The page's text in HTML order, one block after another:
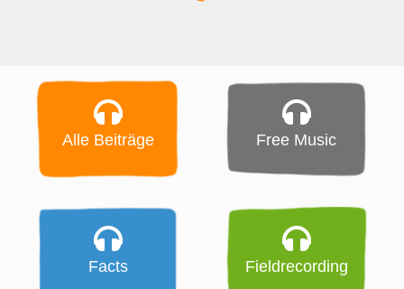
Alle Beiträge Free Music
Facts Fieldrecording